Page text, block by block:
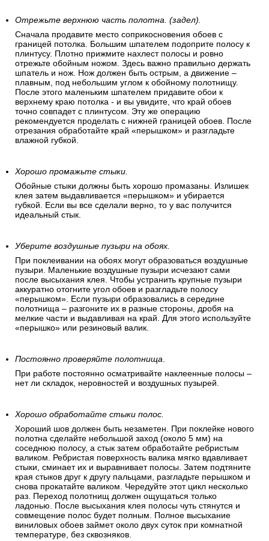
Отрежьте верхнюю часть полотна. (задел).
Сначала продавите место соприкосновения обоев с
границей потолка. Большим шпателем подоприте полосу к
плинтусу. Плотно прижмите нахлест полосы и ровно
отрежьте обойным ножом. Здесь важно правильно держать
шпатель и нож. Нож должен быть острым, а движение –
плавным, под небольшим углом к обойному полотнищу.
После этого маленьким шпателем придавите обои к
верхнему краю потолка - и вы увидите, что край обоев
точно совпадет с плинтусом. Эту же операцию
рекомендуется проделать с нижней границей обоев. После
отрезания обработайте край «перышком» и разгладьте
влажной губкой.
Хорошо промажьте стыки.
Обойные стыки должны быть хорошо промазаны. Излишек
клея затем выдавливается «перышком» и убирается
губкой. Если вы все сделали верно, то у вас получится
идеальный стык.
Уберите воздушные пузыри на обоях.
При поклеивании на обоях могут образоваться воздушные
пузыри. Маленькие воздушные пузыри исчезают сами
после высыхания клея. Чтобы устранить крупные пузыри
аккуратно отогните угол обоев и разгладьте полосу
«перышком». Если пузыри образовались в середине
полотнища – разгоните их в разные стороны, дробя на
мелкие части и выдавливая на край. Для этого используйте
«перышко» или резиновый валик.
Постоянно проверяйте полотнища.
При работе постоянно осматривайте наклеенные полосы –
нет ли складок, неровностей и воздушных пузырей.
Хорошо обработайте стыки полос.
Хороший шов должен быть незаметен. При поклейке нового
полотна сделайте небольшой заход (около 5 мм) на
соседнюю полосу, а стык затем обработайте ребристым
валиком. Ребристая поверхность валика мягко вдавливает
стыки, сминает их и выравнивает полосы. Затем подтяните
края стыков друг к другу пальцами, разгладьте перышком и
снова прокатайте валиком. Чередуйте этот цикл несколько
раз. Переход полотнищ должен ощущаться только
ладонью. После высыхания клея полосы чуть стянутся и
совмещение полос будет полным. Полное высыхание
виниловых обоев займет около двух суток при комнатной
температуре, без сквозняков.